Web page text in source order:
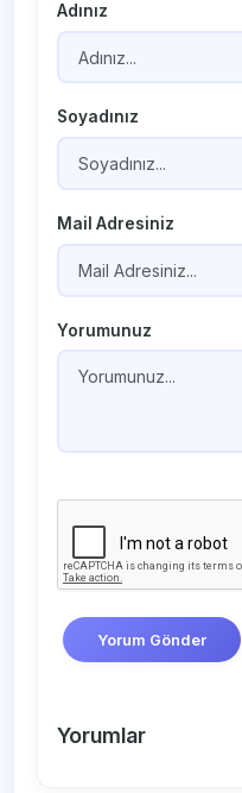
Adınız
Soyadınız
Mail Adresiniz
Yorumunuz
Yorum Gönder
Yorumlar